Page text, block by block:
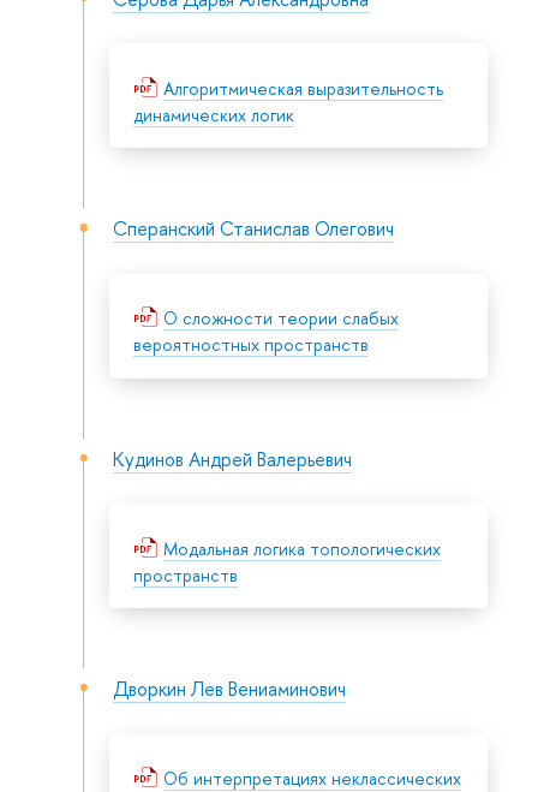
Алгоритмическая выразительность
динамических логик
Сперанский Станислав Олегович
О сложности теории слабых
вероятностных пространств
Кудинов Андрей Валерьевич
Модальная логика топологических
пространств
Дворкин Лев Вениаминович
Об интерпретациях неклассических